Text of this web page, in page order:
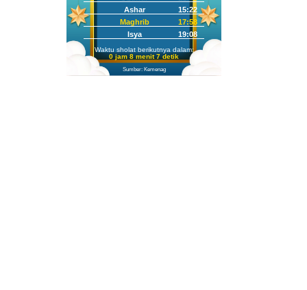
Ashar
15:22
Maghrib
17:58
Isya
19:08
Waktu sholat berikutnya dalam:
0 jam 8 menit 5 detik
Sumber: Kemenag